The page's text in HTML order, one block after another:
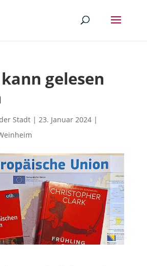
gelesen
Stadt| 23. Januar 2024|